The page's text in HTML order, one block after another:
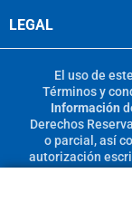
LEGAL
El uso de
Términos y
Información
Derechos
o parcial, así
autorización